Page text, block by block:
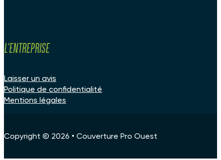
L'entreprise
Laisser un avis
Politique de confidentialité
Mentions légales
Copyright © 2026 • Couverture Pro Ouest